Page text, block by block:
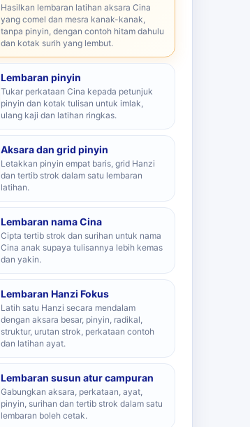
Hasilkan lembaran latihan aksara Cina
yang comel dan mesra kanak-kanak,
tanpa pinyin, dengan contoh hitam dahulu
dan kotak surih yang lembut.
Lembaran pinyin
Tukar perkataan Cina kepada petunjuk
pinyin dan kotak tulisan untuk imlak,
ulang kaji dan latihan ringkas.
Aksara dan grid pinyin
Letakkan pinyin empat baris, grid Hanzi
dan tertib strok dalam satu lembaran
latihan.
Lembaran nama Cina
Cipta tertib strok dan surihan untuk nama
Cina anak supaya tulisannya lebih kemas
dan yakin.
Lembaran Hanzi Fokus
Latih satu Hanzi secara mendalam
dengan aksara besar, pinyin, radikal,
struktur, urutan strok, perkataan contoh
dan latihan ayat.
Lembaran susun atur campuran
Gabungkan aksara, perkataan, ayat,
pinyin, surihan dan tertib strok dalam satu
lembaran boleh cetak.